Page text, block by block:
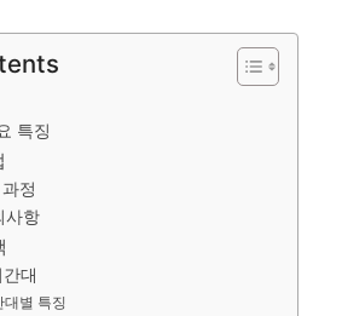
특징
정
사항
대
대별 특징